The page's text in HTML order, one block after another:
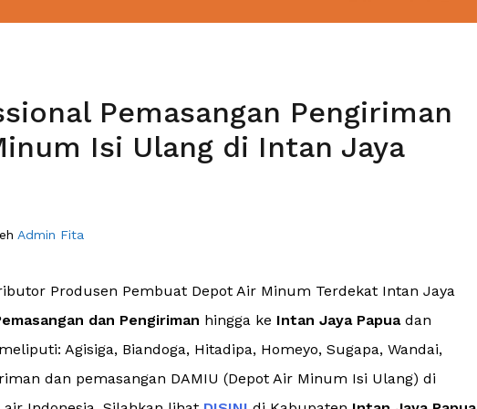
Pemasangan Pengiriman
Isi Ulang di Intan Jaya
Admin Fita
Produsen Pembuat Depot Air Minum Terdekat Intan Jaya
dan Pengiriman hingga ke Intan Jaya Papuadan
Agisiga, Biandoga, Hitadipa, Homeyo, Sugapa, Wandai,
dan pemasangan DAMIU (Depot Air Minum Isi Ulang) di